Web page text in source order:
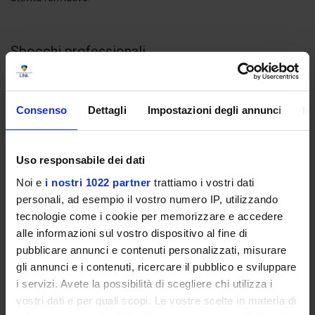
Consenso Dettagli Impostazioni degli annunci
Uso responsabile dei dati
Noi e i nostri 1022 partner trattiamo i vostri dati
personali, ad esempio il vostro numero IP, utilizzando
tecnologie come i cookie per memorizzare e accedere
alle informazioni sul vostro dispositivo al fine di
pubblicare annunci e contenuti personalizzati, misurare
gli annunci e i contenuti, ricercare il pubblico e sviluppare
i servizi. Avete la possibilità di scegliere chi utilizza i
vostri dati e per quali scopi. Le vostre scelte in materia di
Sbocchi professionali
Una crescente domanda di difesa e sicurezza in Europa e nelle
società democratiche; gli specialisti del domani, parte integrante
della modernità.
Gli scenari lavorativi sono radicalmente mutati al punto che si
generazione di studenti che ha saputo cogliere, per tempo, il
segno del cambiamento.
L’Università degli Studi LINK, con il corso di Laurea in Scienze della
difesa e della sicurezza, affidato alla guida strategica
Francesco Paolo Tronca
, coadiuvato dal Coordinatore Avv.
Tommaso Paparo, intende partecipare in modo attivo al processo
di cambiamento culturale e formativo, preparando l’élite del
domani che avrà in sé i valori necessari per prendersi cura degli